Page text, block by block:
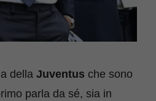
della Juventus che sono
parla da sé, sia in